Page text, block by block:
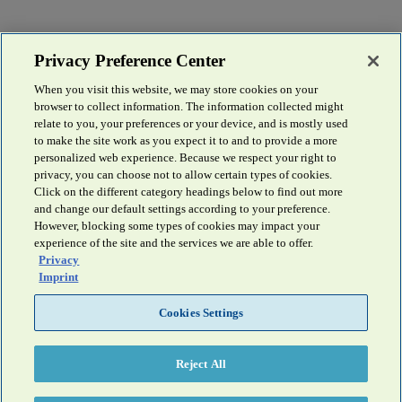
Privacy Preference Center
When you visit this website, we may store cookies on your
browser to collect information. The information collected might
relate to you, your preferences or your device, and is mostly used
to make the site work as you expect it to and to provide a more
personalized web experience. Because we respect your right to
privacy, you can choose not to allow certain types of cookies.
Click on the different category headings below to find out more
and change our default settings according to your preference.
However, blocking some types of cookies may impact your
experience of the site and the services we are able to offer.
Privacy
Imprint
Cookies Settings
Reject All